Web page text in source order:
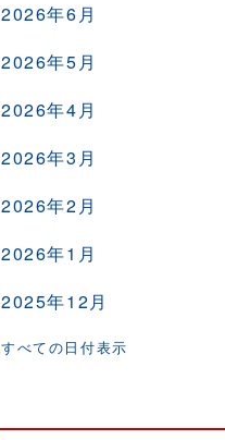
2026年6月
2026年5月
2026年4月
2026年3月
2026年2月
2026年1月
2025年12月
すべての日付表示